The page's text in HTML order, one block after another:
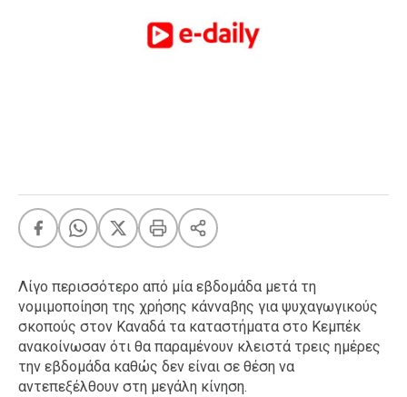
A-List LGBTQI+
LIFE
Food
Body+Mind
Λίγο περισσότερο από μία εβδομάδα μετά τη
νομιμοποίηση της χρήσης κάνναβης για ψυχαγωγικούς
σκοπούς στον Καναδά τα καταστήματα στο Κεμπέκ
ανακοίνωσαν ότι θα παραμένουν κλειστά τρεις ημέρες
την εβδομάδα καθώς δεν είναι σε θέση να
αντεπεξέλθουν στη μεγάλη κίνηση.